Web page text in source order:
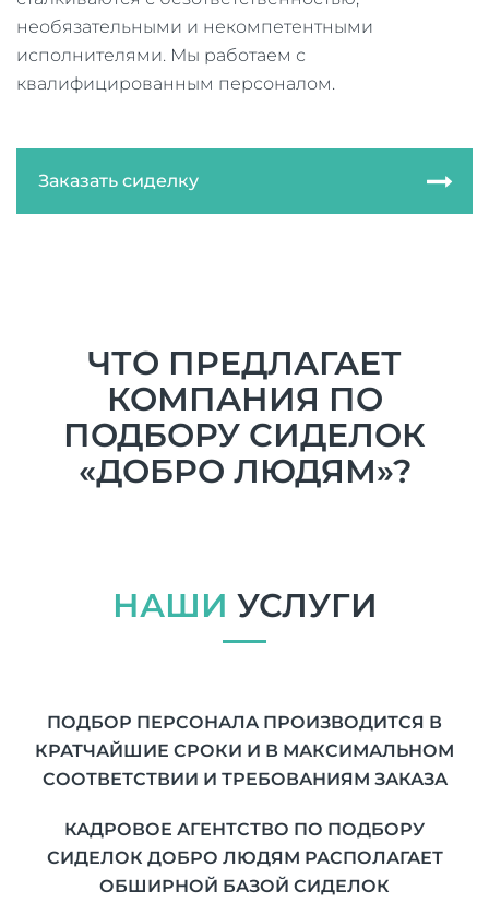
необязательными и некомпетентными
исполнителями. Мы работаем с
квалифицированным персоналом.
Заказать сиделку
ЧТО ПРЕДЛАГАЕТ
КОМПАНИЯ ПО
ПОДБОРУ СИДЕЛОК
«ДОБРО ЛЮДЯМ»?
НАШИ УСЛУГИ
ПОДБОР ПЕРСОНАЛА ПРОИЗВОДИТСЯ В
КРАТЧАЙШИЕ СРОКИ И В МАКСИМАЛЬНОМ
СООТВЕТСТВИИ И ТРЕБОВАНИЯМ ЗАКАЗА
КАДРОВОЕ АГЕНТСТВО ПО ПОДБОРУ
СИДЕЛОК ДОБРО ЛЮДЯМ РАСПОЛАГАЕТ
ОБШИРНОЙ БАЗОЙ СИДЕЛОК